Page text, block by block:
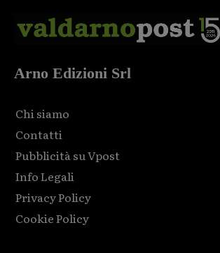
Arno Edizioni Srl
Chi siamo
Contatti
Pubblicità su Vpost
Info Legali
Privacy Policy
Cookie Policy